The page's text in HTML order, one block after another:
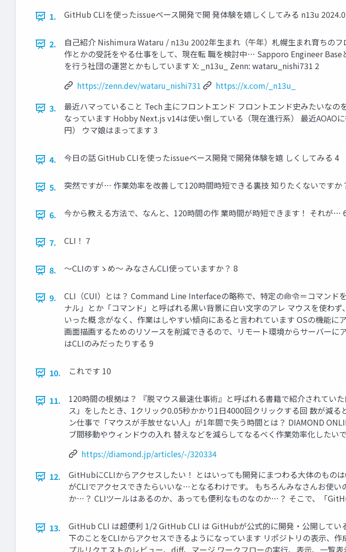
1.
GitHub CLIを使ったissueベース開発で開 発体験を嬉しくしてみる n13u
2.
自己紹介 Nishimura Wataru / n13u 2002年生まれ（午年）札幌生まれ育ちの
作とかの受託をやる仕事をして、現在転 職を検討中… Sapporo Engineer
を行う社団の運営とかもしています X: _n13u_ Zenn: wataru_nishi731 2
https://zenn.dev/wataru_nishi731
https://x.com/_n13u_
3.
最近ハマっていること Tech 主にフロントエンド フロントエンド史みたいな
なっています Hobby Next.js v14は使い倒している（現在進行系） 最近AOAO
円） ウマ娘はまってます 3
4. 今日の話 GitHub CLIを使ったissueベース開発で開発体験を嬉 しくしてみる 4
5. 突然ですが… 作業効率を改善して120時間時短できる裏技 知りたくないですか
6. 今から教える方法で、なんと、120時間の作 業時間が時短できます！ それが…
7. CLI！ 7
8. 〜CLIのすゝめ〜 みなさんCLI使っていますか？ 8
9.
CLI（CUI）とは？ Command Line Interfaceの略称で、特定の命令＝コマンド
ナル」とか「コマンド」と呼ばれる黒い背景に白い文字のアレ マウスを使わ
いった概 念がなく、作業はしやすい傾向にあると言われています OSの機能
画面描画するためのリソースを削減できるので、リモート環境からサーバー
はCLIのみだったりする 9
10. これです 10
11.
120時間の根拠は？ 『脱マウス最速仕事術』と呼ばれる書籍で紹介されてい
ス」をしたとき、1クリック0.05秒かかり1日4000回クリックする回 数が減
ン仕事で「マウスが手放せない人」が1年間で失う時間とは？ DIAMOND
ブ間移動やウィンドウの入れ 替えなどを減らしてなるべく作業効率化したい
https://diamond.jp/articles/-/320334
12.
GitHubにCLIからアクセスしたい！ とはいっても開発にまつわる大体のもの
がCLIでアクセスできたらいいな…となるわけです。 もちろんみなさんお使
か…？ CLIツールはあるのか、あっても便利なものなのか…？ そこで、「
13.
GitHub CLI は超便利 1/2 GitHub CLI は GitHubが公式的に開発・公開して
下のことをCLIからアクセスできるようになっています リポジトリの表示、
プルリクエストのレビュー、diff、マージ ワークフローの実行、表示、一覧